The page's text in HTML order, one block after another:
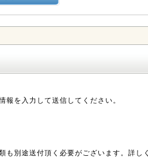
を入力して送信してください。
も別途送付頂く必要がございます。詳し